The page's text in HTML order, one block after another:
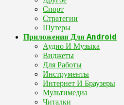
Спорт
Стратегии
Шутеры
Приложения Для Android
Аудио И Музыка
Виджеты
Для Работы
Инструменты
Интернет И Браузеры
Мультимедиа
Читалки